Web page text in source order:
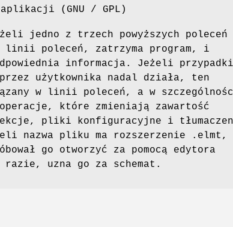
(GNU / GPL)
jedno z trzech powyższych poleceń
linii poleceń, zatrzyma program, i
informacja. Jeżeli
użytkownika nadal działa, ten
w linii poleceń, a w
które zmieniają zawartość
pliki konfiguracyjne i
nazwa pliku ma rozszerzenie .elmt,
go otworzyć za pomocą edytora
razie, uzna go za schemat.